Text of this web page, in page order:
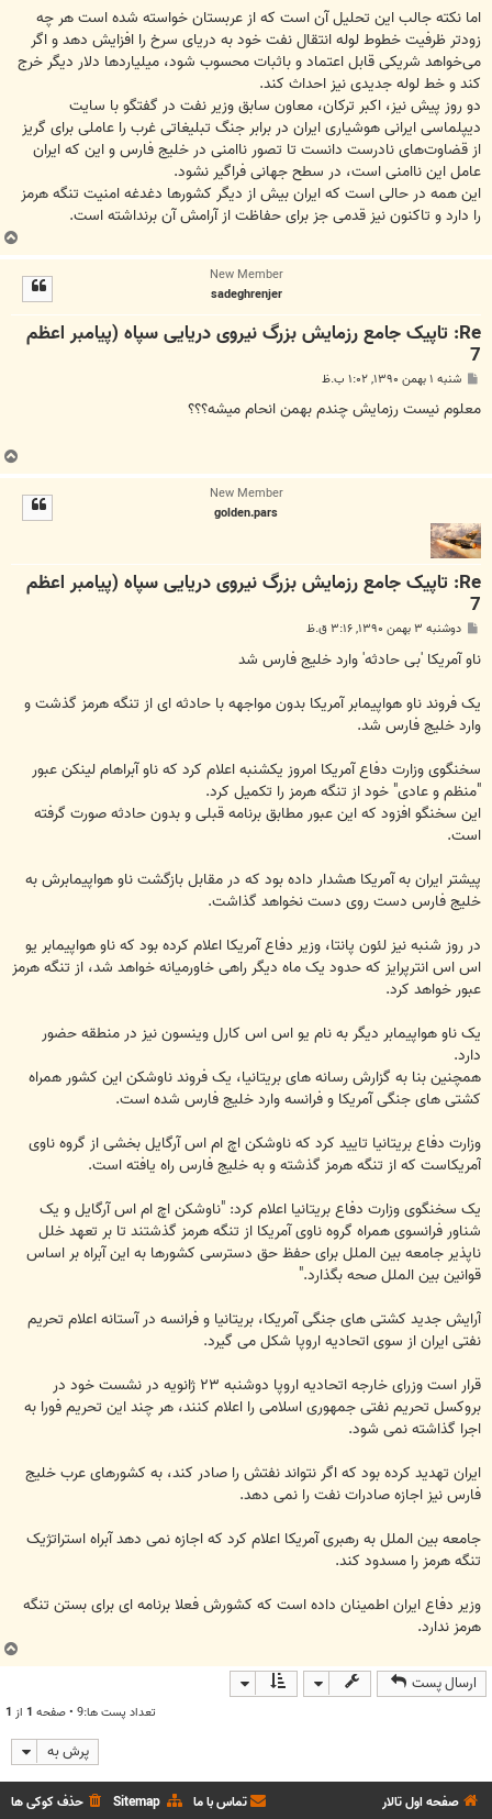
اما نکته جالب این تحلیل آن است که از عربستان خواسته شده است هر چه
زودتر ظرفیت خطوط لوله انتقال نفت خود به دریای سرخ را افزایش دهد و اگر
می‌خواهد شریکی قابل اعتماد و باثبات محسوب شود، میلیاردها دلار دیگر خرج
کند و خط لوله جدیدی نیز احداث کند.
دو روز پیش نیز، اکبر ترکان، معاون سابق وزیر نفت در گفتگو با سایت
دیپلماسی ایرانی هوشیاری ایران در برابر جنگ تبلیغاتی غرب را عاملی برای گریز
از قضاوت‌های نادرست دانست تا تصور ناامنی در خلیج فارس و این که ایران
عامل این ناامنی است، در سطح جهانی فراگیر نشود.
این همه در حالی است که ایران بیش از دیگر کشورها دغدغه امنیت تنگه هرمز
را دارد و تاکنون نیز قدمی جز برای حفاظت از آرامش آن برنداشته است.
New Member
sadeghrenjer
Re: تاپیک جامع رزمایش بزرگ نیروی دریایی سپاه (پیامبر اعظم
7
ت
شنبه ۱ بهمن ۱۳۹۰, ۱:۰۲ ب.ظ
معلوم نیست رزمایش چندم بهمن انحام میشه؟؟؟
New Member
golden.pars
Re: تاپیک جامع رزمایش بزرگ نیروی دریایی سپاه (پیامبر اعظم
7
ت
دوشنبه ۳ بهمن ۱۳۹۰, ۳:۱۶ ق.ظ
ناو آمریکا 'بی حادثه' وارد خلیج فارس شد
یک فروند ناو هواپیمابر آمریکا بدون مواجهه با حادثه ای از تنگه هرمز گذشت و
وارد خلیج فارس شد.
سخنگوی وزارت دفاع آمریکا امروز یکشنبه اعلام کرد که ناو آبراهام لینکن عبور
"منظم و عادی" خود از تنگه هرمز را تکمیل کرد.
این سخنگو افزود که این عبور مطابق برنامه قبلی و بدون حادثه صورت گرفته
است.
پیشتر ایران به آمریکا هشدار داده بود که در مقابل بازگشت ناو هواپیمابرش به
خلیج فارس دست روی دست نخواهد گذاشت.
در روز شنبه نیز لئون پانتا، وزیر دفاع آمریکا اعلام کرده بود که ناو هواپیمابر یو
اس اس انترپرایز که حدود یک ماه دیگر راهی خاورمیانه خواهد شد، از تنگه هرمز
عبور خواهد کرد.
یک ناو هواپیمابر دیگر به نام یو اس اس کارل وینسون نیز در منطقه حضور
دارد.
همچنین بنا به گزارش رسانه های بریتانیا، یک فروند ناوشکن این کشور همراه
کشتی های جنگی آمریکا و فرانسه وارد خلیج فارس شده است.
وزارت دفاع بریتانیا تایید کرد که ناوشکن اچ ام اس آرگایل بخشی از گروه ناوی
آمریکاست که از تنگه هرمز گذشته و به خلیج فارس راه یافته است.
یک سخنگوی وزارت دفاع بریتانیا اعلام کرد: "ناوشکن اچ ام اس آرگایل و یک
شناور فرانسوی همراه گروه ناوی آمریکا از تنگه هرمز گذشتند تا بر تعهد خلل
ناپذیر جامعه بین الملل برای حفظ حق دسترسی کشورها به این آبراه بر اساس
قوانین بین الملل صحه بگذارد."
آرایش جدید کشتی های جنگی آمریکا، بریتانیا و فرانسه در آستانه اعلام تحریم
نفتی ایران از سوی اتحادیه اروپا شکل می گیرد.
قرار است وزرای خارجه اتحادیه اروپا دوشنبه ۲۳ ژانویه در نشست خود در
بروکسل تحریم نفتی جمهوری اسلامی را اعلام کنند، هر چند این تحریم فورا به
اجرا گذاشته نمی شود.
ایران تهدید کرده بود که اگر نتواند نفتش را صادر کند، به کشورهای عرب خلیج
فارس نیز اجازه صادرات نفت را نمی دهد.
جامعه بین الملل به رهبری آمریکا اعلام کرد که اجازه نمی دهد آبراه استراتژیک
تنگه هرمز را مسدود کند.
وزیر دفاع ایران اطمینان داده است که کشورش فعلا برنامه ای برای بستن تنگه
هرمز ندارد.
ارسال پست
تعداد پست ها:9 • صفحه 1 از 1
پرش به
صفحه اول تالار حذف کوکی ها Sitemap تماس با ما